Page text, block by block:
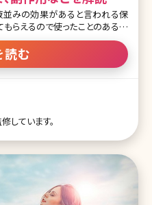
みの効果があると言われる保
もらえるので使ったことのある方
が、一部保険適用外になる可能
ドイドとはどんな薬なのでしょう
んにどんな影響があるかについ
とは? 1-2.ヒルドイドの保険適用
ドイドの口コミ 2.ヒルドイドが
働省と健保連の見解 2-2.こん
る市販保湿剤 3.まとめ 1.効
なるってホント? 美容系の雑誌
読む
しています。